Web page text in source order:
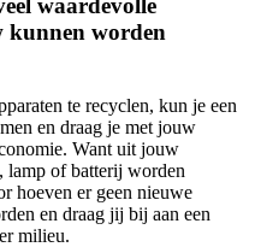
waardevolle
kunnen worden
te recyclen, kun je een
en draag je met jouw
Want uit jouw
lamp of batterij worden
hoeven er geen nieuwe
en draag jij bij aan een
milieu.